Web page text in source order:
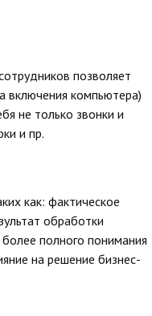
позволяет
включения компьютера)
не только звонки и
и пр.
как: фактическое
обработки
полного понимания
на решение бизнес-